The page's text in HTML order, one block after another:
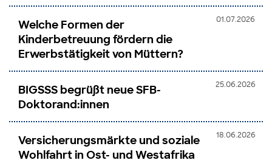
01.07.2026
Welche Formen der
Kinderbetreuung fördern die
Erwerbstätigkeit von Müttern?
25.06.2026
BIGSSS begrüßt neue SFB-
Doktorand:innen
18.06.2026
Versicherungsmärkte und soziale
Wohlfahrt in Ost- und Westafrika